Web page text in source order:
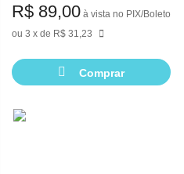
3 de R$ 31,23
R$ 89,00 à vista no PIX/Boleto
Comprar